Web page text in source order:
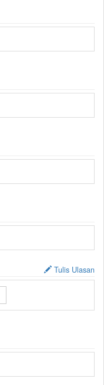
Tulis Ulasan